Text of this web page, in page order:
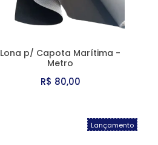
Lona p/ Capota Marítima -
Metro
R$ 80,00
Lançamento